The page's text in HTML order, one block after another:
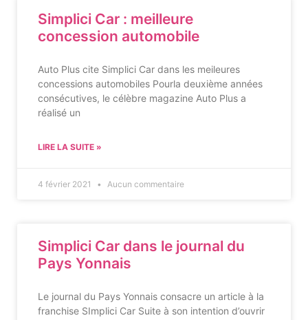
Simplici Car : meilleure
concession automobile
Auto Plus cite Simplici Car dans les meileures
concessions automobiles Pourla deuxième années
consécutives, le célèbre magazine Auto Plus a
réalisé un
LIRE LA SUITE »
4 février 2021 Aucun commentaire
Simplici Car dans le journal du
Pays Yonnais
Le journal du Pays Yonnais consacre un article à la
franchise SImplici Car Suite à son intention d’ouvrir